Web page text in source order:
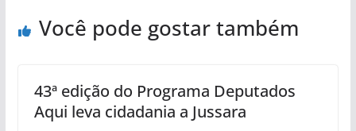
Você pode gostar também
43ª edição do Programa Deputados
Aqui leva cidadania a Jussara